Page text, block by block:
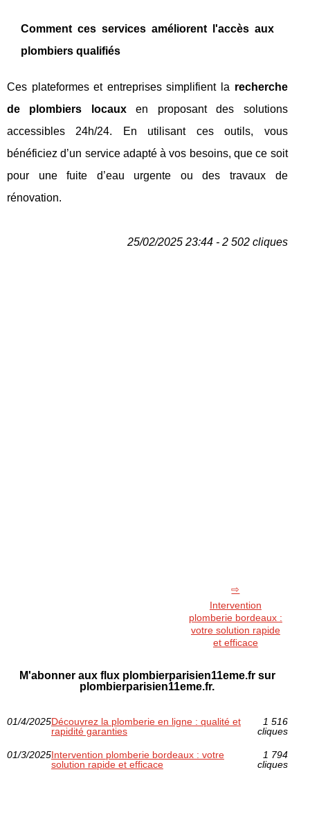
Comment ces services améliorent l'accès aux
plombiers qualifiés
Ces plateformes et entreprises simplifient la recherche
de plombiers locauxen proposant des solutions
accessibles 24h/24. En utilisant ces outils, vous
bénéficiez d’un service adapté à vos besoins, que ce soit
pour une fuite d’eau urgente ou des travaux de
rénovation.
25/02/2025 23:44 - 2 502 cliques
Intervention
plomberie bordeaux :
votre solution rapide
et efficace
M'abonner aux flux plombierparisien11eme.fr sur
plombierparisien11eme.fr.
01/4/2025Découvrez la plomberie en ligne : qualité et
rapidité garanties
1 516
cliques
01/3/2025Intervention plomberie bordeaux : votre
solution rapide et efficace
1 794
cliques